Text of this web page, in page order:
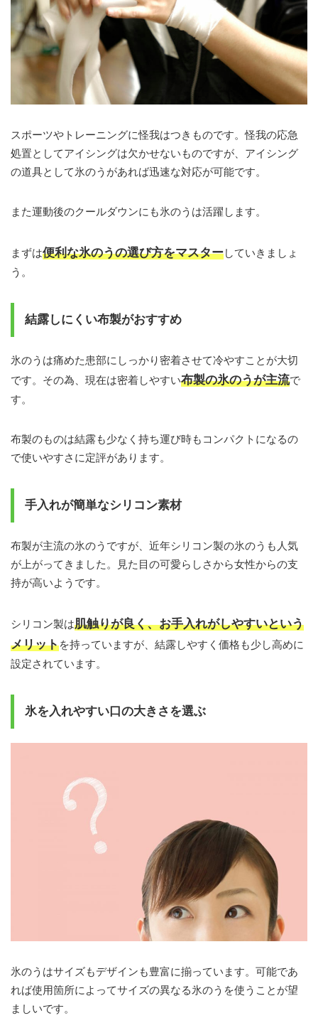
スポーツやトレーニングに怪我はつきものです。怪我の応急
処置としてアイシングは欠かせないものですが、アイシング
の道具として氷のうがあれば迅速な対応が可能です。
また運動後のクールダウンにも氷のうは活躍します。
まずは便利な氷のうの選び方をマスターしていきましょ
う。
結露しにくい布製がおすすめ
氷のうは痛めた患部にしっかり密着させて冷やすことが大切
です。その為、現在は密着しやすい布製の氷のうが主流で
す。
布製のものは結露も少なく持ち運び時もコンパクトになるの
で使いやすさに定評があります。
手入れが簡単なシリコン素材
布製が主流の氷のうですが、近年シリコン製の氷のうも人気
が上がってきました。見た目の可愛らしさから女性からの支
持が高いようです。
シリコン製は肌触りが良く、お手入れがしやすいという
メリットを持っていますが、結露しやすく価格も少し高めに
設定されています。
氷を入れやすい口の大きさを選ぶ
氷のうはサイズもデザインも豊富に揃っています。可能であ
れば使用箇所によってサイズの異なる氷のうを使うことが望
ましいです。